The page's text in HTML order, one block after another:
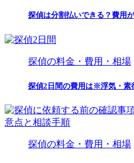
探偵は分割払いできる？費用
探偵の料金・費用・相場
探偵2日間の費用は※浮気・素
探偵の料金・費用・相場